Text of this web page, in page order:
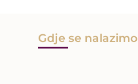
Gdje se nalazimo